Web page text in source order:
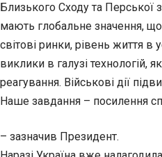
Близького Сходу та Перської
мають глобальне значення,
світові ринки, рівень життя в
виклики в галузі технологій,
реагування. Військові дії
Наше завдання – посилення
– зазначив Президент.